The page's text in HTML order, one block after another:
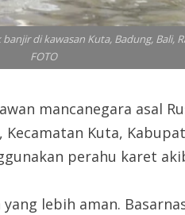
di kawasan Kuta, Badung, Bali,
FOTO
mancanegara asal
Kuta,
perahu karet
lebih aman.